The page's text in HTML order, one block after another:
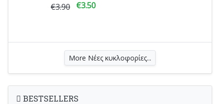
€3.90 €3.50
More Νέες κυκλοφορίες...
BESTSELLERS